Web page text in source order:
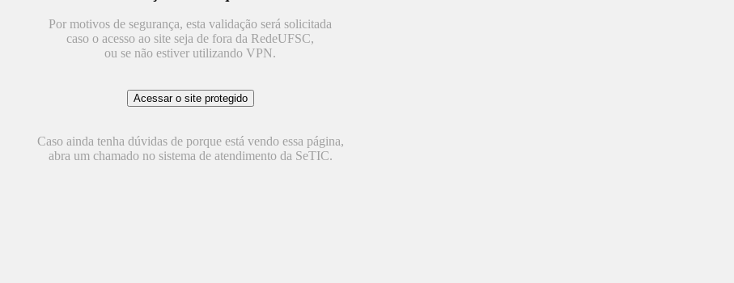
Por motivos de segurança, esta validação será solicitada
caso o acesso ao site seja de fora da RedeUFSC,
ou se não estiver utilizando VPN.
Caso ainda tenha dúvidas de porque está vendo essa página,
abra um chamado no sistema de atendimento da SeTIC.